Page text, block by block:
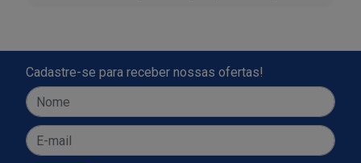
Cadastre-se para receber nossas ofertas!